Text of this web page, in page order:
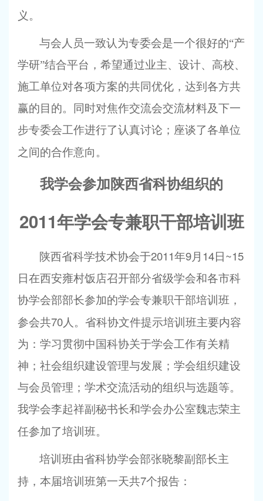
义。
与会人员一致认为专委会是一个很好的“产
学研”结合平台，希望通过业主、设计、高校、
施工单位对各项方案的共同优化，达到各方共
赢的目的。同时对焦作交流会交流材料及下一
步专委会工作进行了认真讨论；座谈了各单位
之间的合作意向。
我学会参加陕西省科协组织的
2011年学会专兼职干部培训班
陕西省科学技术协会于2011年9月 14日 ~15
日在西安雍村饭店召开部分省级学会和各市科
协学会部部长参加的学会专兼职干部培训班，
参会共70人。省科协文件提示培训班主要内容
为：学习贯彻中国科协关于学会工作有关精
神；社会组织建设管理与发展；学会组织建设
与会员管理；学术交流活动的组织与选题等。
我学会李起祥副秘书长和学会办公室魏志荣主
任参加了培训班。
培训班由省科协学会部张晓黎副部长主
持，本届培训班第一天共7个报告：